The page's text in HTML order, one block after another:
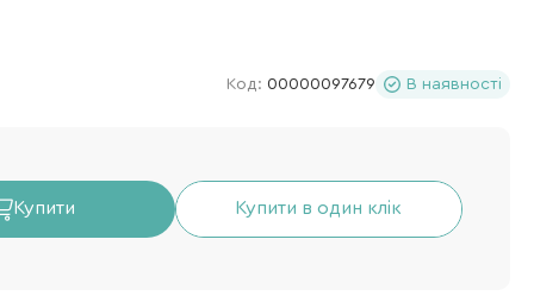
Код: 00000097679 В наявності
Купити Купити в один клік